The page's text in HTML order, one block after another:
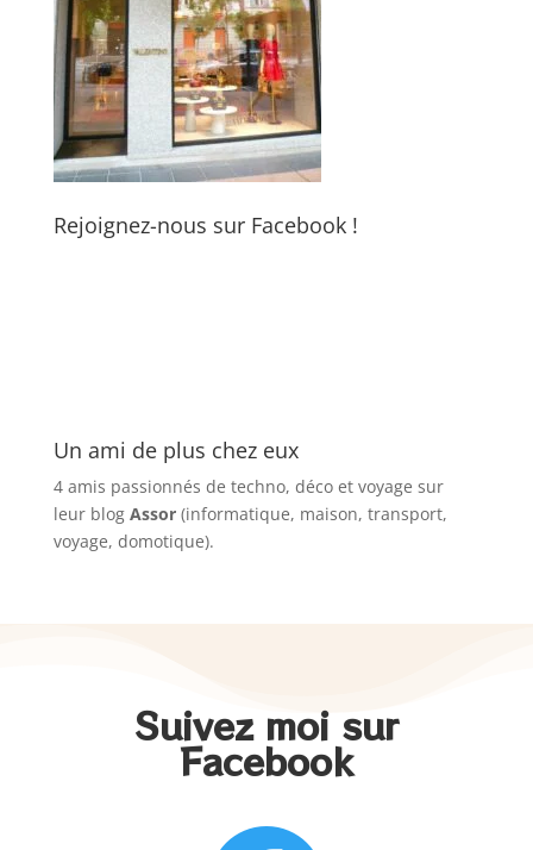
Rejoignez-nous sur Facebook !
Un ami de plus chez eux
4 amis passionnés de techno, déco et voyage sur
leur blog Assor(informatique, maison, transport,
voyage, domotique).
Suivez moi sur
Facebook